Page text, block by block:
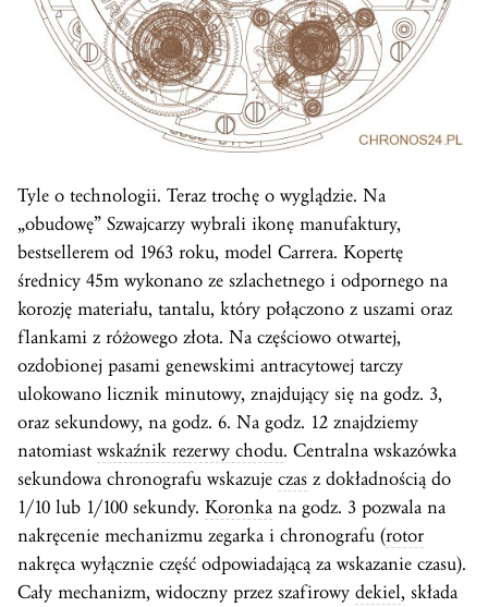
Tyle o technologii. Teraz trochę o wyglądzie. Na
„obudowę” Szwajcarzy wybrali ikonę manufaktury,
bestsellerem od 1963 roku, model Carrera. Kopertę
średnicy 45m wykonano ze szlachetnego i odpornego na
korozję materiału, tantalu, który połączono z uszami oraz
flankami z różowego złota. Na częściowo otwartej,
ozdobionej pasami genewskimi antracytowej tarczy
ulokowano licznik minutowy, znajdujący się na godz. 3,
oraz sekundowy, na godz. 6. Na godz. 12 znajdziemy
natomiastwskaźnik rezerwy chodu. Centralna wskazówka
sekundowa chronografu wskazuje czas z dokładnością do
1/10 lub 1/100 sekundy. Koronka na godz. 3 pozwala na
nakręcenie mechanizmu zegarka i chronografu (rotor
nakręca wyłącznie część odpowiadającą za wskazanie czasu).
Cały mechanizm, widoczny przez szafirowy dekiel, składa